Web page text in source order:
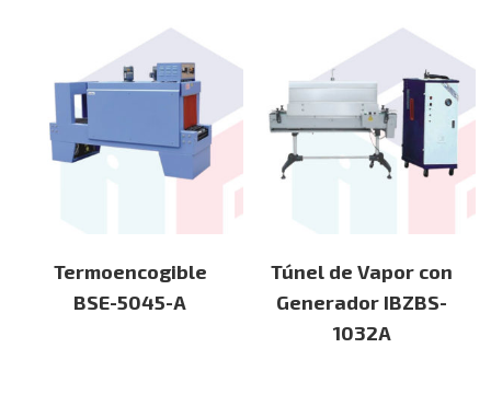
Termoencogible
BSE-5045-A
Túnel de Vapor con
Generador IBZBS-
1032A